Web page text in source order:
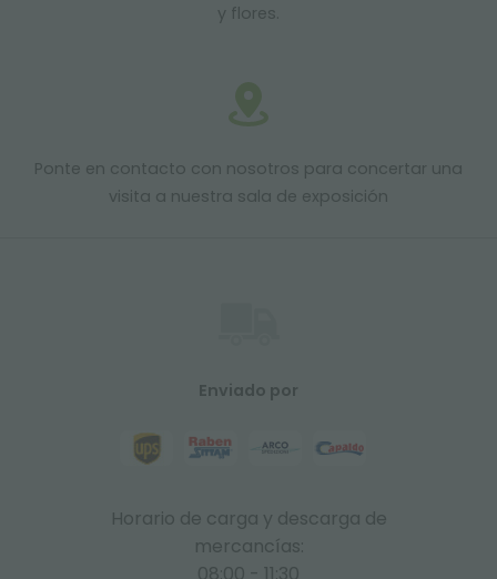
y flores.
Ponte en contacto con nosotros para concertar una
visita a nuestra sala de exposición
Enviado por
Horario de carga y descarga de
mercancías: